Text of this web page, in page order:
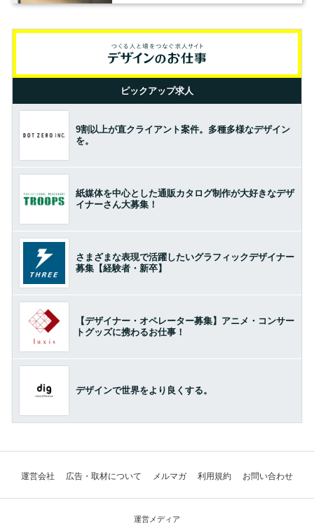
ピックアップ求人
9割以上が直クライアント案件。多種多様なデザイン
を。
紙媒体を中心とした通販カタログ制作が大好きなデザ
イナーさん大募集！
さまざまな表現で活躍したいグラフィックデザイナー
募集【経験者・新卒】
【デザイナー・オペレーター募集】アニメ・コンサー
トグッズに携わるお仕事！
デザインで世界をより良くする。
運営会社 広告・取材について メルマガ 利用規約 お問い合わせ
運営メディア